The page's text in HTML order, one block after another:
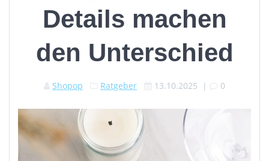
Details machen
den Unterschied
Shopop Ratgeber 13.10.2025 | 0